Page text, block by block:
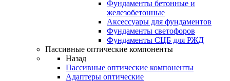
Фундаменты бетонные и
железобетонные
Аксессуары для фундаментов
Фундаменты светофоров
Фундаменты СЦБ для РЖД
Пассивные оптические компоненты
Назад
Пассивные оптические компоненты
Адаптеры оптические